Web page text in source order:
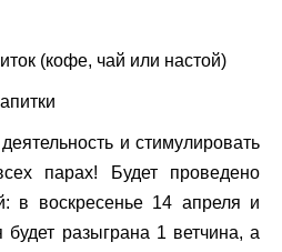
(кофе, чай или настой)
и стимулировать
парах! Будет проведено
в воскресенье 14 апреля и
будет разыграна 1 ветчина, а